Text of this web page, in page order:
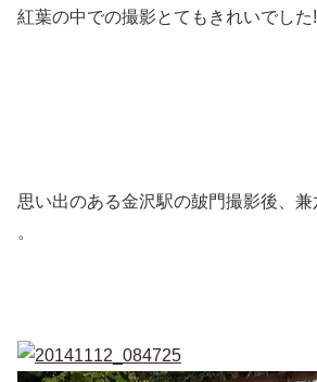
紅葉の中での撮影とてもきれいでした
思い出のある金沢駅の皷門撮影後、
。